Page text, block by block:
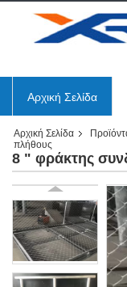
Αρχική Σελίδα
Αρχική Σελίδα
πλήθους
8 " φράκτης